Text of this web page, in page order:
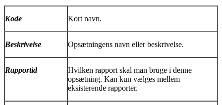
Kode Kort navn.
Beskrivelse Opsætningens navn eller beskrivelse.
Rapportid
Hvilken rapport skal man bruge i denne
opsætning. Kan kun vælges mellem
eksisterende rapporter.